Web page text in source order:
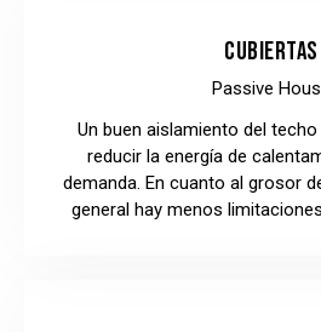
CUBIERTAS
Passive
Un buen aislamiento del
reducir la energía de
demanda. En cuanto al grosor
general hay menos